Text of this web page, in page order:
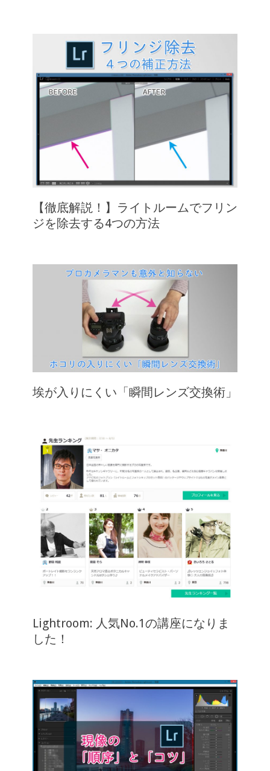
【徹底解説！】ライトルームでフリン
ジを除去する4つの方法
埃が入りにくい「瞬間レンズ交換術」
Lightroom: 人気No.1の講座になりま
した！